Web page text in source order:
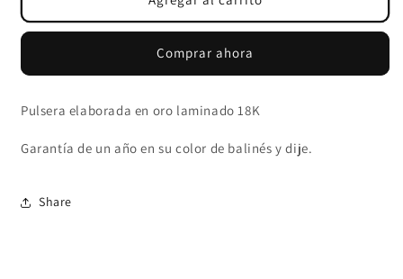
BALÍN
ITALY
MM
BALÍN
ITALY
MM
Comprar ahora
Pulsera elaborada en oro laminado 18K
Garantía de un año en su color de balinés y dije.
Share